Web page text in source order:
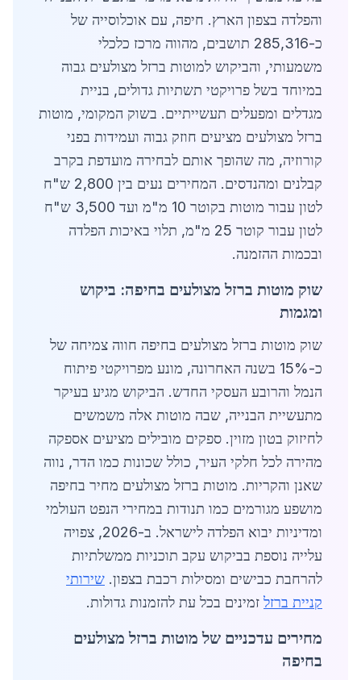
והפלדה בצפון הארץ. חיפה, עם אוכלוסייה של
כ-285,316 תושבים, מהווה מרכז כלכלי
משמעותי, והביקוש למוטות ברזל מצולעים גבוה
במיוחד בשל פרויקטי תשתיות גדולים, בניית
מגדלים ומפעלים תעשייתיים. בשוק המקומי, מוטות
ברזל מצולעים מציעים חוזק גבוה ועמידות בפני
קורוזיה, מה שהופך אותם לבחירה מועדפת בקרב
קבלנים ומהנדסים. המחירים נעים בין 2,800 ש"ח
לטון עבור מוטות בקוטר 10 מ"מ ועד 3,500 ש"ח
לטון עבור קוטר 25 מ"מ, תלוי באיכות הפלדה
ובכמות ההזמנה.
שוק מוטות ברזל מצולעים בחיפה: ביקוש
ומגמות
שוק מוטות ברזל מצולעים בחיפה חווה צמיחה של
כ-15% בשנה האחרונה, מונע מפרויקטי פיתוח
הנמל והרובע העסקי החדש. הביקוש מגיע בעיקר
מתעשיית הבנייה, שבה מוטות אלה משמשים
לחיזוק בטון מזוין. ספקים מובילים מציעים אספקה
מהירה לכל חלקי העיר, כולל שכונות כמו הדר, נווה
שאנן והקריות. מוטות ברזל מצולעים מחיר בחיפה
מושפע מגורמים כמו תנודות במחירי הנפט העולמי
ומדיניות יבוא הפלדה לישראל. ב-2026, צפויה
עלייה נוספת בביקוש עקב תוכניות ממשלתיות
להרחבת כבישים ומסילות רכבת בצפון. שירותי
קניית ברזל זמינים בכל עת להזמנות גדולות.
מחירים עדכניים של מוטות ברזל מצולעים
בחיפה